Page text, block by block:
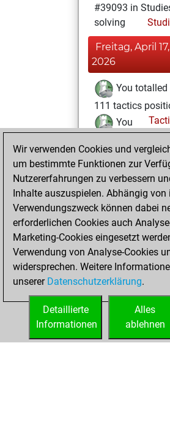
#39093 in
solving
Freitag, April 17,
2026
You totalled
111 tactics
You
positions
You
an Elo of 2078 in
tactics positions
Mittwoch,
November 19,
2025
You created
your Studies
Wir verwenden Cookies und
um bestimmte Funktionen zur
Nutzererfahrungen zu verbessern
Inhalte auszuspielen. Abhängig von
Verwendungszweck können dabei
erforderlichen Cookies auch
Marketing-Cookies eingesetzt
Verwendung von Analyse-Cookies
widersprechen. Weitere
unserer Datenschutzerklärung.
Alles
ablehnen
Detaillierte
Informationen